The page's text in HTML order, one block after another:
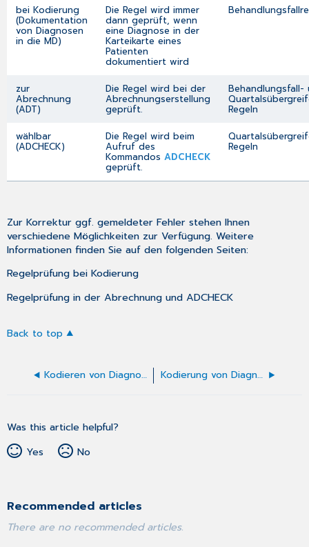
bei Kodierung
(Dokumentation
von Diagnosen
in die MD)
Die Regel wird immer
dann geprüft, wenn
eine Diagnose in der
Karteikarte eines
Patienten
dokumentiert wird
zur
Abrechnung
(ADT)
Die Regel wird bei der
Abrechnungserstellung
geprüft.
Behandlungsfall-
Regeln
wählbar
(ADCHECK)
Die Regel wird beim
Aufruf des
KommandosADCHECK
geprüft.
Regeln
Zur Korrektur ggf. gemeldeter Fehler stehen Ihnen
verschiedene Möglichkeiten zur Verfügung. Weitere
Informationen finden Sie auf den folgenden Seiten:
Regelprüfung bei Kodierung
Regelprüfung in der Abrechnung und ADCHECK
Back to top
Kodieren von Diagnosen mithilfe der ICD-Hierarchie Kodierung von Diagnosen in den medizinischen Daten korrigieren
Was this article helpful?
Yes
No
Recommended articles
There are no recommended articles.